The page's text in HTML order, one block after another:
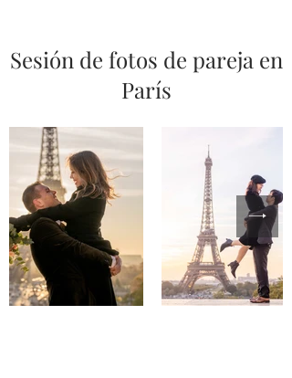
Sesión de fotos de pareja en
París